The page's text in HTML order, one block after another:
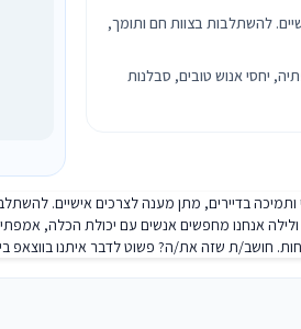
להשתלבות בצוות חם ותומך,
יחסי אנוש טובים, סבלנות